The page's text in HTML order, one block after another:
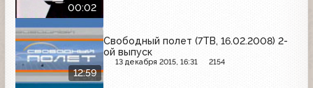
00:02
12:59
Свободный полет (7ТВ, 16.02.2008) 2-
ой выпуск
13 декабря 2015, 16:31 2154